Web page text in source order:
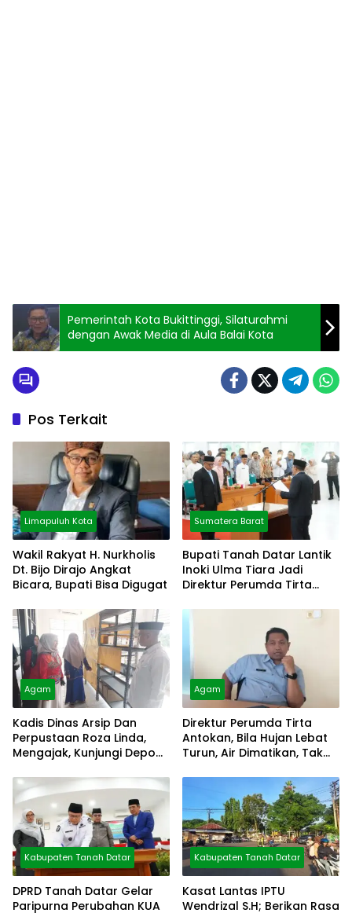
Pemerintah Kota Bukittinggi, Silaturahmi
dengan Awak Media di Aula Balai Kota
Pos Terkait
Limapuluh Kota
Wakil Rakyat H. Nurkholis
Dt. Bijo Dirajo Angkat
Bicara, Bupati Bisa Digugat
Sumatera Barat
Bupati Tanah Datar Lantik
Inoki Ulma Tiara Jadi
Direktur Perumda Tirta
Agam
Kadis Dinas Arsip Dan
Perpustaan Roza Linda,
Mengajak, Kunjungi Depo
Agam
Direktur Perumda Tirta
Antokan, Bila Hujan Lebat
Turun, Air Dimatikan, Tak
Kabupaten Tanah Datar
DPRD Tanah Datar Gelar
Paripurna Perubahan KUA
Kabupaten Tanah Datar
Kasat Lantas IPTU
Wendrizal S.H; Berikan Rasa